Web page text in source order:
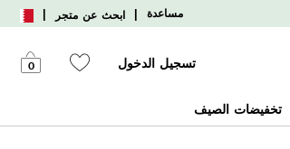
مساعدة | ابحث عن متجر |
تسجيل الدخول 0
تخفيضات الصيف